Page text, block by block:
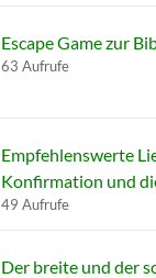
Escape Game zur
63 Aufrufe
Empfehlenswerte
Konfirmation und
49 Aufrufe
Der breite und der